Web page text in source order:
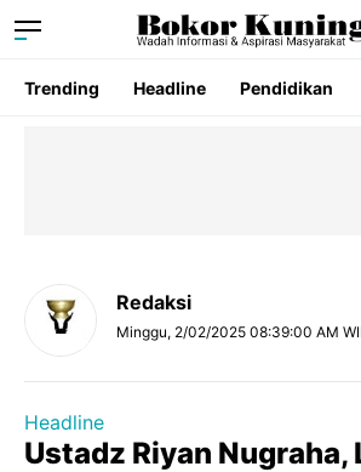
Trending Headline Pendidikan
Redaksi
Minggu, 2/02/2025 08:39:00 AM
Headline
Ustadz Riyan Nugraha,